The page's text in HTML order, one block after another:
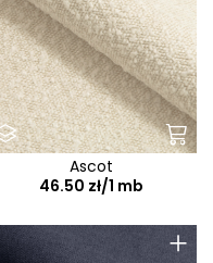
Ascot
46.50 zł/1 mb
+